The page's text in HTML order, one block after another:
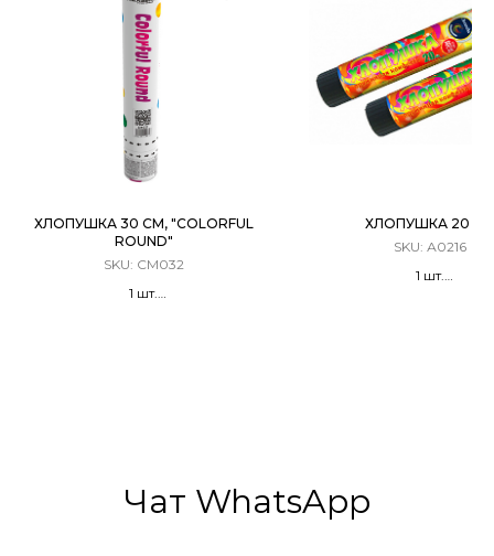
ХЛОПУШКА 30 СМ, "COLORFUL
ROUND"
SKU: CM032
1 шт.
ХЛОПУШКА 20 СМ
SKU: А0216
1 шт.
Чат WhatsApp